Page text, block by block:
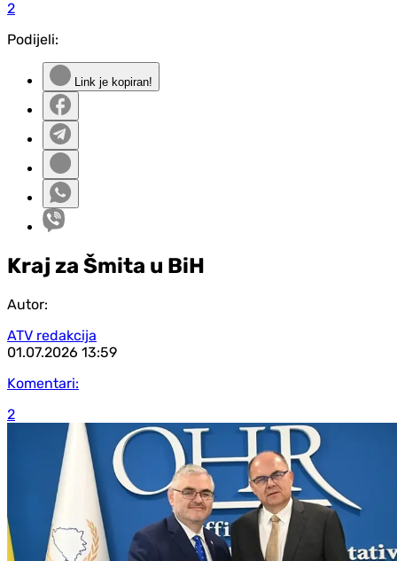
2
Podijeli:
Link je kopiran!
Kraj za Šmita u BiH
Autor:
ATV redakcija
01.07.2026 13:59
Komentari:
2